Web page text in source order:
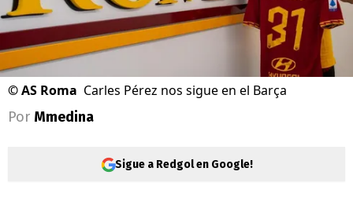
©AS Roma Carles Pérez nos sigue en el Barça
Por Mmedina
Sigue a Redgol en Google!